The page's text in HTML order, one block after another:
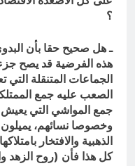
؟
ـ هل صحيح حقا بأن
هذه الفرضية قد يصح
الجماعات المتنقلة
الصعب عليه جمع
جمع المواشي التي يعيش
وخصوصا نسائهم،
الذهبية والافتخار
كل هذا فأن (روح الزهد